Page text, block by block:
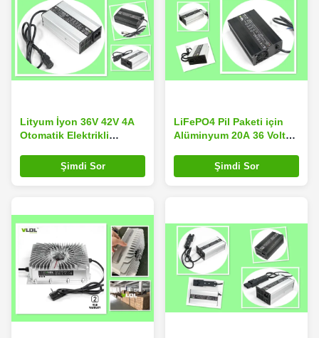
Lityum İyon 36V 42V 4A
Otomatik Elektrikli
Şimdi Sor
LiFePO4 Pil Paketi için
Alüminyum 20A 36 Volt
Şimdi Sor